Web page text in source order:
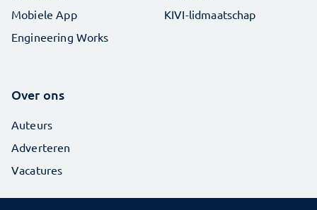
Mobiele App
Engineering Works
KIVI-lidmaatschap
Over ons
Auteurs
Adverteren
Vacatures